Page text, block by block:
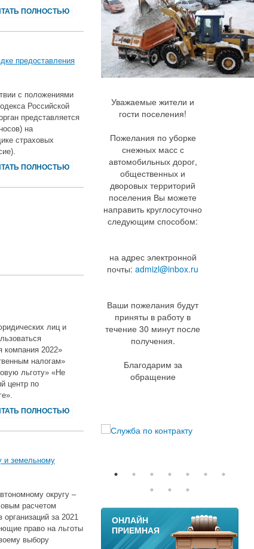
ПОЛНОСТЬЮ
предоставления
с положениями
Российской
представляется
на
страховых
ПОЛНОСТЬЮ
лиц и
компания 2022»
налогам»
льготу» «Не
центр по
ПОЛНОСТЬЮ
и земельному
округу ‒
расчетом
организаций за 2021
право на льготы
выбору
Уважаемые жители и
гости поселения!
Пожелания по уборке
снежных масс с
автомобильных дорог,
общественных и
дворовых территорий
поселения Вы можете
направить круглосуточно
следующим способом:
на адрес электронной
почты:admizl@inbox.ru
Ваши пожелания будут
приняты в работу в
течение 30 минут после
получения.
Благодарим за
обращение
11
ОНЛАЙН
ПРИЕМНАЯ